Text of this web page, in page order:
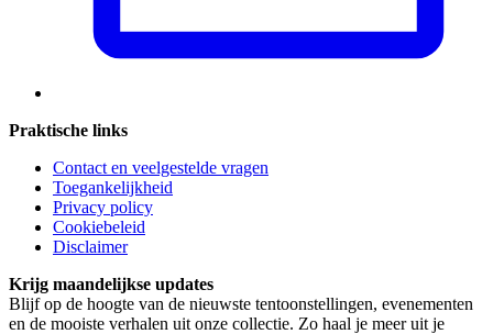
Praktische links
Contact en veelgestelde vragen
Toegankelijkheid
Privacy policy
Cookiebeleid
Disclaimer
Krijg maandelijkse updates
Blijf op de hoogte van de nieuwste tentoonstellingen, evenementen
en de mooiste verhalen uit onze collectie. Zo haal je meer uit je